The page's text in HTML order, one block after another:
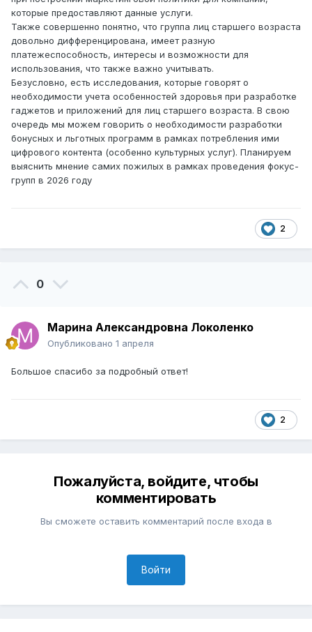
которые предоставляют данные услуги.
Также совершенно понятно, что группа лиц старшего возраста
довольно дифференцирована, имеет разную
платежеспособность, интересы и возможности для
использования, что также важно учитывать.
Безусловно, есть исследования, которые говорят о
необходимости учета особенностей здоровья при разработке
гаджетов и приложений для лиц старшего возраста. В свою
очередь мы можем говорить о необходимости разработки
бонусных и льготных программ в рамках потребления ими
цифрового контента (особенно культурных услуг). Планируем
выяснить мнение самих пожилых в рамках проведения фокус-
групп в 2026 году
2
0
Марина Александровна Локоленко
Опубликовано 1 апреля
Большое спасибо за подробный ответ!
2
Пожалуйста, войдите, чтобы
комментировать
Вы сможете оставить комментарий после входа в
Войти